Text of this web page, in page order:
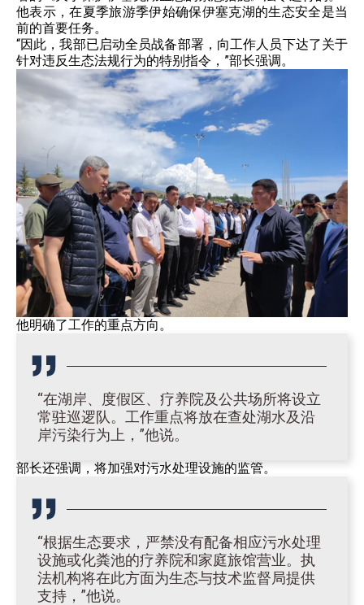
他表示，在夏季旅游季伊始确保伊塞克湖的生态安全是当
前的首要任务。
“因此，我部已启动全员战备部署，向工作人员下达了关于
针对违反生态法规行为的特别指令，”部长强调。
他明确了工作的重点方向。
“在湖岸、度假区、疗养院及公共场所将设立
常驻巡逻队。工作重点将放在查处湖水及沿
岸污染行为上，”他说。
部长还强调，将加强对污水处理设施的监管。
“根据生态要求，严禁没有配备相应污水处理
设施或化粪池的疗养院和家庭旅馆营业。执
法机构将在此方面为生态与技术监督局提供
支持，”他说。